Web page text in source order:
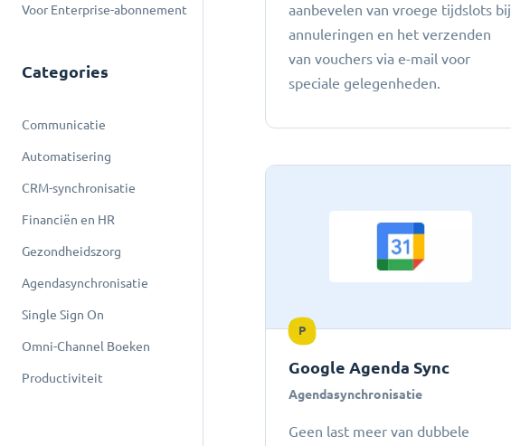
Voor Enterprise-abonnement
Categories
Communicatie
Automatisering
CRM-synchronisatie
Financiën en HR
Gezondheidszorg
Agendasynchronisatie
Single Sign On
Omni-Channel Boeken
Productiviteit
aanbevelen van vroege tijdslots bij
annuleringen en het verzenden
van vouchers via e-mail voor
speciale gelegenheden.
P
Google Agenda Sync
Agendasynchronisatie
Geen last meer van dubbele